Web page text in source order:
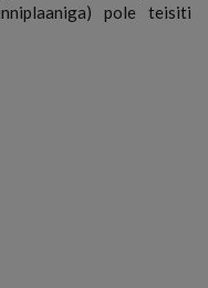
pole teisiti